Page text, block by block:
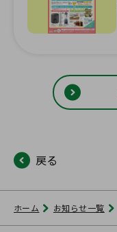
戻る
ホーム お知らせ一覧